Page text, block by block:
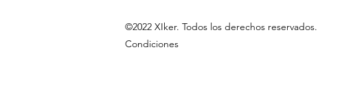
©2022 XIker. Todos los derechos reservados.
Condiciones